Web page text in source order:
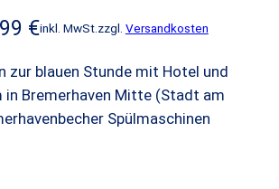
€A
t
u
inkl. MwSt. zzgl. Versandkosten
zur blauen Stunde mit Hotel und
in Bremerhaven Mitte (Stadt am
Spülmaschinen